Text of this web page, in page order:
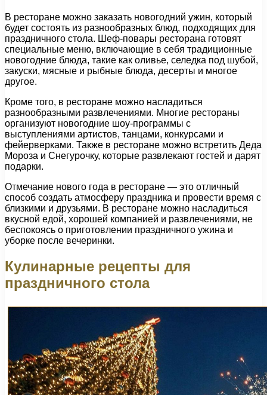
В ресторане можно заказать новогодний ужин, который
будет состоять из разнообразных блюд, подходящих для
праздничного стола. Шеф-повары ресторана готовят
специальные меню, включающие в себя традиционные
новогодние блюда, такие как оливье, селедка под шубой,
закуски, мясные и рыбные блюда, десерты и многое
другое.
Кроме того, в ресторане можно насладиться
разнообразными развлечениями. Многие рестораны
организуют новогодние шоу-программы с
выступлениями артистов, танцами, конкурсами и
фейерверками. Также в ресторане можно встретить Деда
Мороза и Снегурочку, которые развлекают гостей и дарят
подарки.
Отмечание нового года в ресторане — это отличный
способ создать атмосферу праздника и провести время с
близкими и друзьями. В ресторане можно насладиться
вкусной едой, хорошей компанией и развлечениями, не
беспокоясь о приготовлении праздничного ужина и
уборке после вечеринки.
Кулинарные рецепты для
праздничного стола